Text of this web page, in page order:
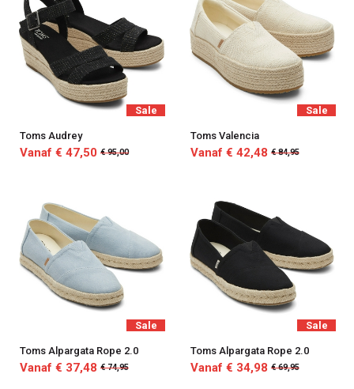
Sale
Toms Audrey
Vanaf € 47,50 € 95,00
Sale
Toms Valencia
Vanaf € 42,48 € 84,95
Sale
Toms Alpargata Rope 2.0
Vanaf € 37,48 € 74,95
Sale
Toms Alpargata Rope 2.0
Vanaf € 34,98 € 69,95